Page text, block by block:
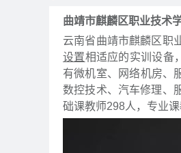
曲靖市麒麟区职业技术
云南省曲靖市麒麟区职
设置相适应的实训设备
有微机室、网络机房、
数控技术、汽车修理、
础课教师298人，专业